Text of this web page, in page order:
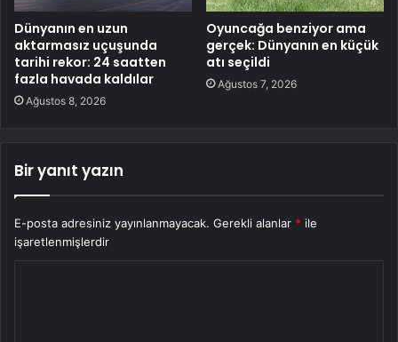
Dünyanın en uzun
aktarmasız uçuşunda
tarihi rekor: 24 saatten
fazla havada kaldılar
Ağustos 8, 2026
Oyuncağa benziyor ama
gerçek: Dünyanın en küçük
atı seçildi
Ağustos 7, 2026
Bir yanıt yazın
E-posta adresiniz yayınlanmayacak. Gerekli alanlar * ile
işaretlenmişlerdir